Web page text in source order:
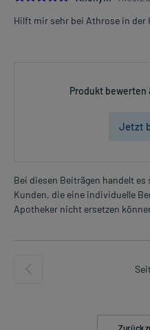
Hilft mir sehr bei Athrose in der
Produkt bewerten
Jetzt
Bei diesen Beiträgen handelt
Kunden, die eine individuelle
Apotheker nicht ersetzen
Zurück